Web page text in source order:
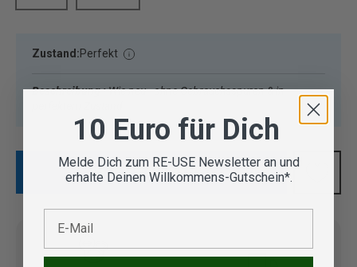
Zustand:Perfekt
Beschreibung :Wie neu - ohne Gebrauchsspuren & in
IN DEN WARENKORB
10 Euro für Dich
Melde Dich zum RE-USE Newsletter an und
erhalte Deinen Willkommens-Gutschein*.